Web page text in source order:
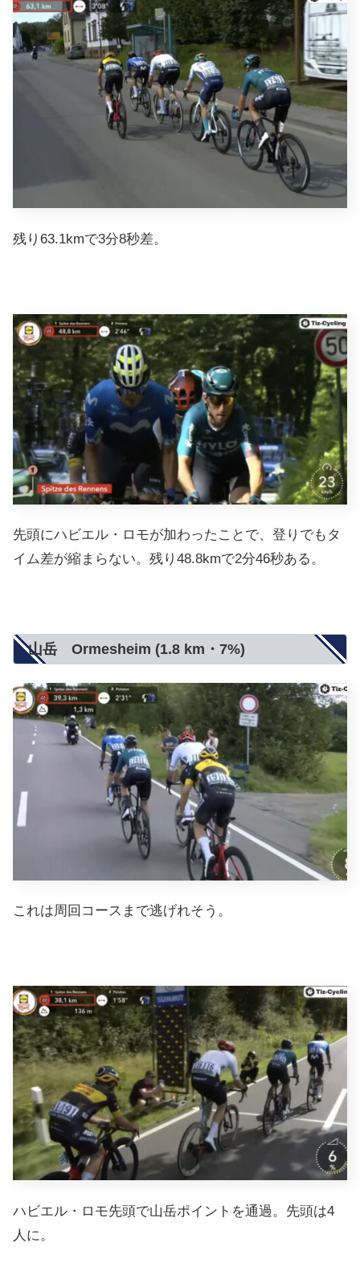
残り63.1kmで3分8秒差。
先頭にハビエル・ロモが加わったことで、登りでもタ
イム差が縮まらない。残り48.8kmで2分46秒ある。
山岳 Ormesheim (1.8 km・7%)
これは周回コースまで逃げれそう。
ハビエル・ロモ先頭で山岳ポイントを通過。先頭は4
人に。